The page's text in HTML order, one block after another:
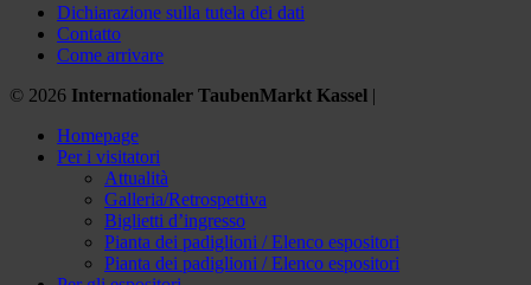
Dichiarazione sulla tutela dei dati
Contatto
Come arrivare
© 2026 Internationaler TaubenMarkt Kassel |
Homepage
Per i visitatori
Attualità
Galleria/Retrospettiva
Biglietti d’ingresso
Pianta dei padiglioni / Elenco espositori
Pianta dei padiglioni / Elenco espositori